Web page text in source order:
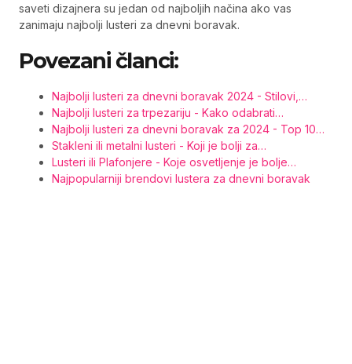
saveti dizajnera su jedan od najboljih načina ako vas
zanimaju najbolji lusteri za dnevni boravak.
Povezani članci:
Najbolji lusteri za dnevni boravak 2024 - Stilovi,…
Najbolji lusteri za trpezariju - Kako odabrati…
Najbolji lusteri za dnevni boravak za 2024 - Top 10…
Stakleni ili metalni lusteri - Koji je bolji za…
Lusteri ili Plafonjere - Koje osvetljenje je bolje…
Najpopularniji brendovi lustera za dnevni boravak